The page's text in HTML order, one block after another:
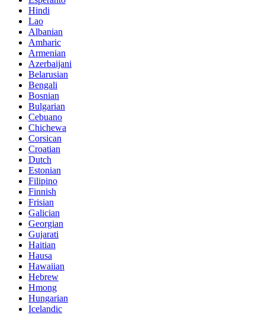
Hindi
Lao
Albanian
Amharic
Armenian
Azerbaijani
Belarusian
Bengali
Bosnian
Bulgarian
Cebuano
Chichewa
Corsican
Croatian
Dutch
Estonian
Filipino
Finnish
Frisian
Galician
Georgian
Gujarati
Haitian
Hausa
Hawaiian
Hebrew
Hmong
Hungarian
Icelandic